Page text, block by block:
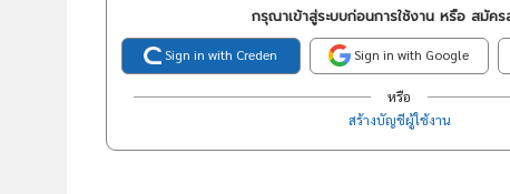
กรุณาเข้าสู่ระบบก่อนการใช้งาน หรือ สมัคร
Sign in with Creden Sign in with Google
หรือ
สร้างบัญชีผู้ใช้งาน